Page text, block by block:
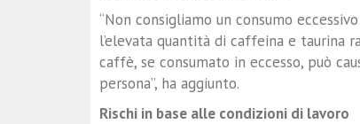
“Non consigliamo un consumo
l’elevata quantità di caffeina e taurina
caffè, se consumato in eccesso, può
persona”, ha aggiunto.
Rischi in base alle condizioni di lavoro